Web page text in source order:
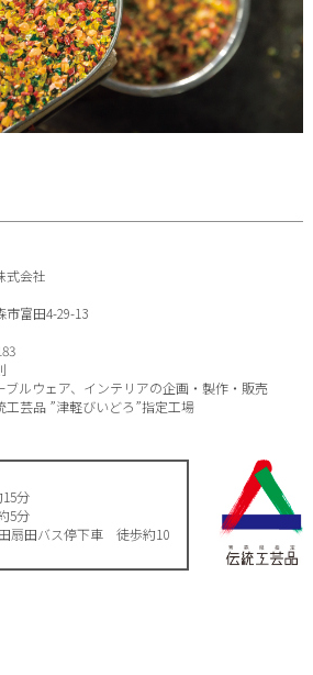
式会社
市富田4-29-13
ブルウェア、インテリアの企画・製作・販売
工芸品 ”津軽びいどろ”指定工場
分
5分
扇田バス停下車 徒歩約10